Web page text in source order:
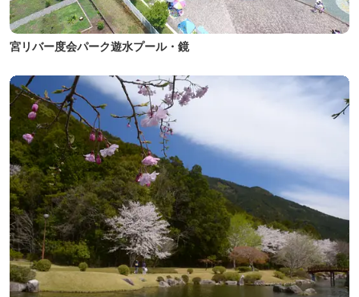
宮リバー度会パーク遊水プール・鏡